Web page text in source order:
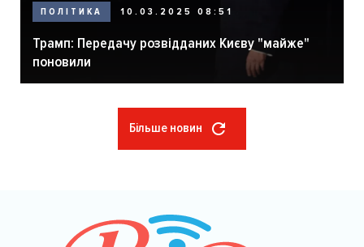
ПОЛІТИКА 10.03.2025 08:51
Трамп: Передачу розвідданих Києву "майже"
поновили
Більше новин